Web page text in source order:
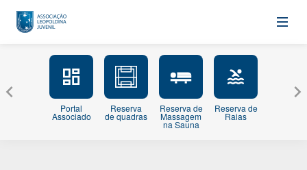
Portal
Associado
Reserva
de quadras
Reserva de
Massagem
na Sauna
Reserva de
Raias